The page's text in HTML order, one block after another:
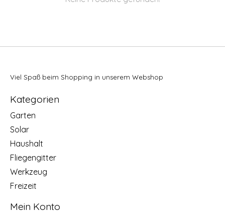
Viel Spaß beim Shopping in unserem Webshop
Kategorien
Garten
Solar
Haushalt
Fliegengitter
Werkzeug
Freizeit
Mein Konto